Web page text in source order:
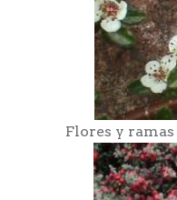
Flores y